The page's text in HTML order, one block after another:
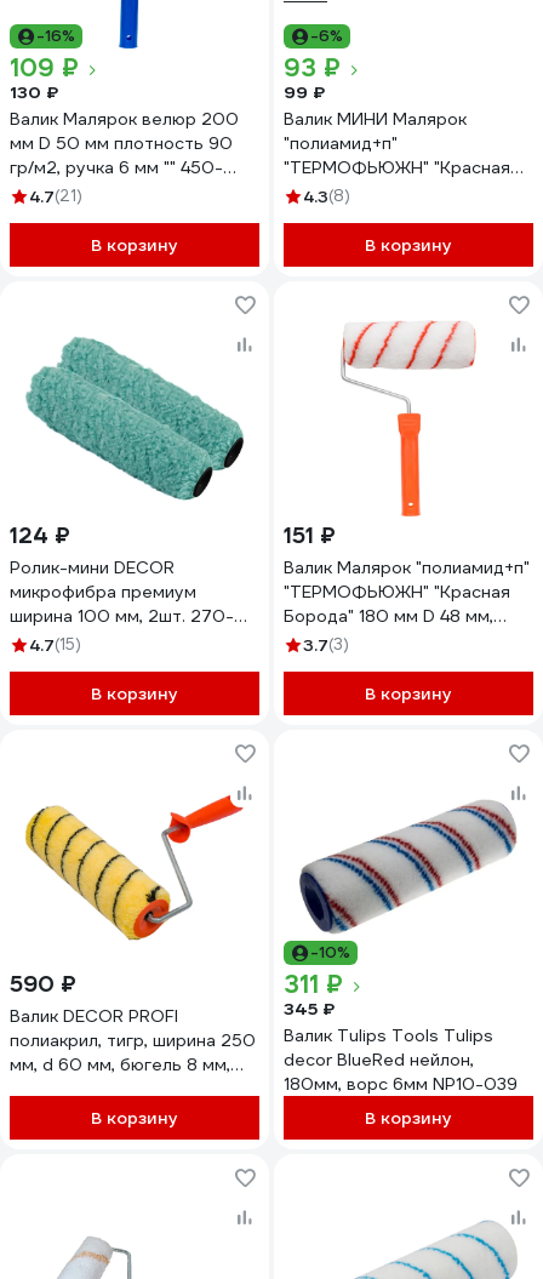
-16%
109 ₽
130 ₽
Валик Малярок велюр 200
мм D 50 мм плотность 90
гр/м2, ручка 6 мм "" 450-
0200
4.7(21)
В корзину
-6%
93 ₽
99 ₽
Валик МИНИ Малярок
"полиамид+п"
"ТЕРМОФЬЮЖН" "Красная
Борода" 100 мм D 16 мм,
гр/м2, под ручку 6 мм, "" 551-
5100
4.3(8)
В корзину
124 ₽
Ролик-мини DECOR
микрофибра премиум
ширина 100 мм, 2шт. 270-
0100 11613248
4.7(15)
В корзину
151 ₽
Валик Малярок "полиамид+п"
"ТЕРМОФЬЮЖН" "Красная
Борода" 180 мм D 48 мм,
быстросъемная ручка 6 мм,
гр/м2, "" 551-0180
3.7(3)
В корзину
590 ₽
Валик DECOR PROFI
полиакрил, тигр, ширина 250
мм, d 60 мм, бюгель 8 мм,
В корзину
-10%
311 ₽
345 ₽
Валик Tulips Tools Tulips
decor BlueRed нейлон,
180мм, ворс 6мм NP10-039
В корзину